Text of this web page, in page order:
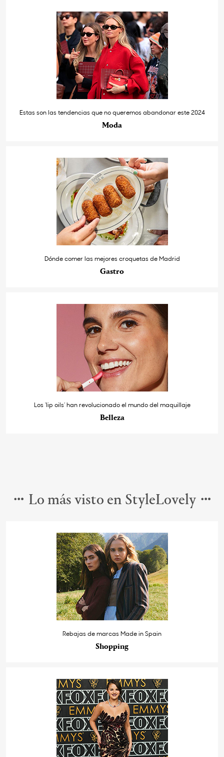
Estas son las tendencias que no queremos abandonar este 2024
Moda
Dónde comer las mejores croquetas de Madrid
Gastro
Los ‘lip oils’ han revolucionado el mundo del maquillaje
Belleza
Lo más visto en StyleLovely
Rebajas de marcas Made in Spain
Shopping